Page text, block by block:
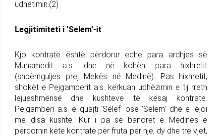
udhëtimin.(2)
Legjitimiteti i 'Selem'-it
Kjo kontratë është përdorur edhe para ardhjes së
Muhamedit a.s. dhe në kohën para hixhretit
(shpërnguljes prej Mekës në Medinë). Pas hixhretit,
shokët e Pejgamberit a.s. kërkuan udhëzimin e tij rreth
lejueshmërisë dhe kushteve të kësaj kontrate.
Pejgamberi a.s. e quajti 'Selef' ose 'Selem' dhe e lejoi
me disa kushte. Kur i pa se banorët e Medinës e
përdornin këtë kontratë për fruta për një, dy dhe tre vjet,